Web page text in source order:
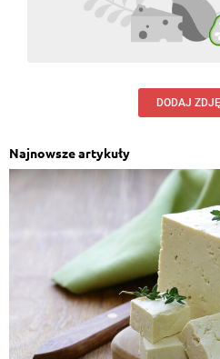
DODAJ
Najnowsze artykuły